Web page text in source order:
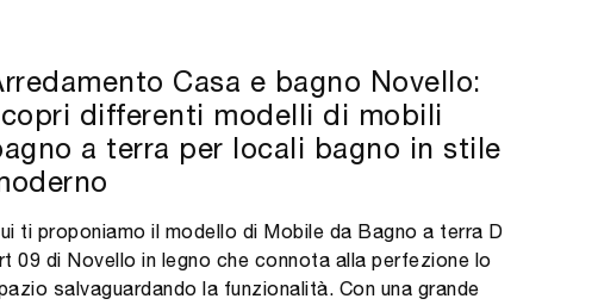
Casa e bagno Novello:
differenti modelli di mobili
a terra per locali bagno in stile
ti proponiamo il modello di Mobile da Bagno a terra D
09 di Novello in legno che connota alla perfezione lo
salvaguardando la funzionalità. Con una grande